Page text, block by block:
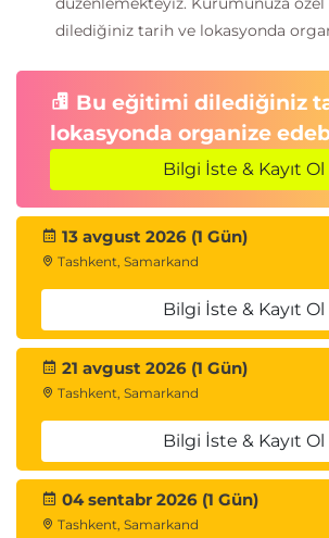
dilediğiniz tarih ve lokasyonda
Bu eğitimi dilediğiniz
lokasyonda organize
Bilgi İste & Kayıt Ol
13 avgust 2026 (1 Gün)
Tashkent, Samarkand
Bilgi İste & Kayıt Ol
21 avgust 2026 (1 Gün)
Tashkent, Samarkand
Bilgi İste & Kayıt Ol
04 sentabr 2026 (1 Gün)
Tashkent, Samarkand